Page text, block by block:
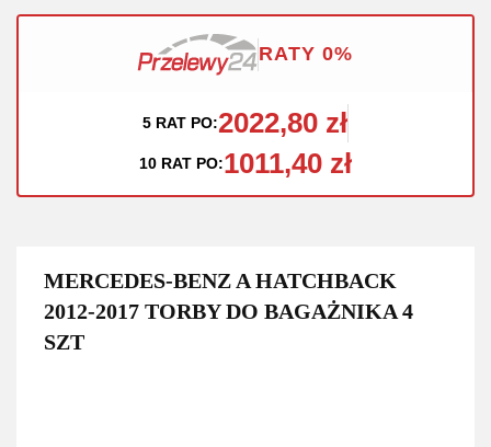
RATY 0%
5 RAT PO:2022,80 zł
10 RAT PO:1011,40 zł
MERCEDES-BENZ A HATCHBACK
2012-2017 TORBY DO BAGAŻNIKA 4
SZT